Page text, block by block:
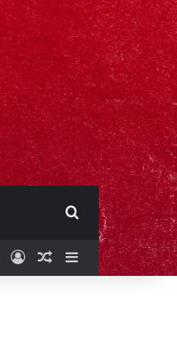
Buscar por
AccesoPublicación al
Barra lateral